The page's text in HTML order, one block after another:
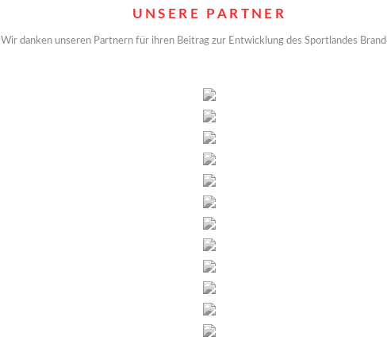
UNSERE PARTNER
Wir danken unseren Partnern für ihren Beitrag zur Entwicklung des Sportlandes